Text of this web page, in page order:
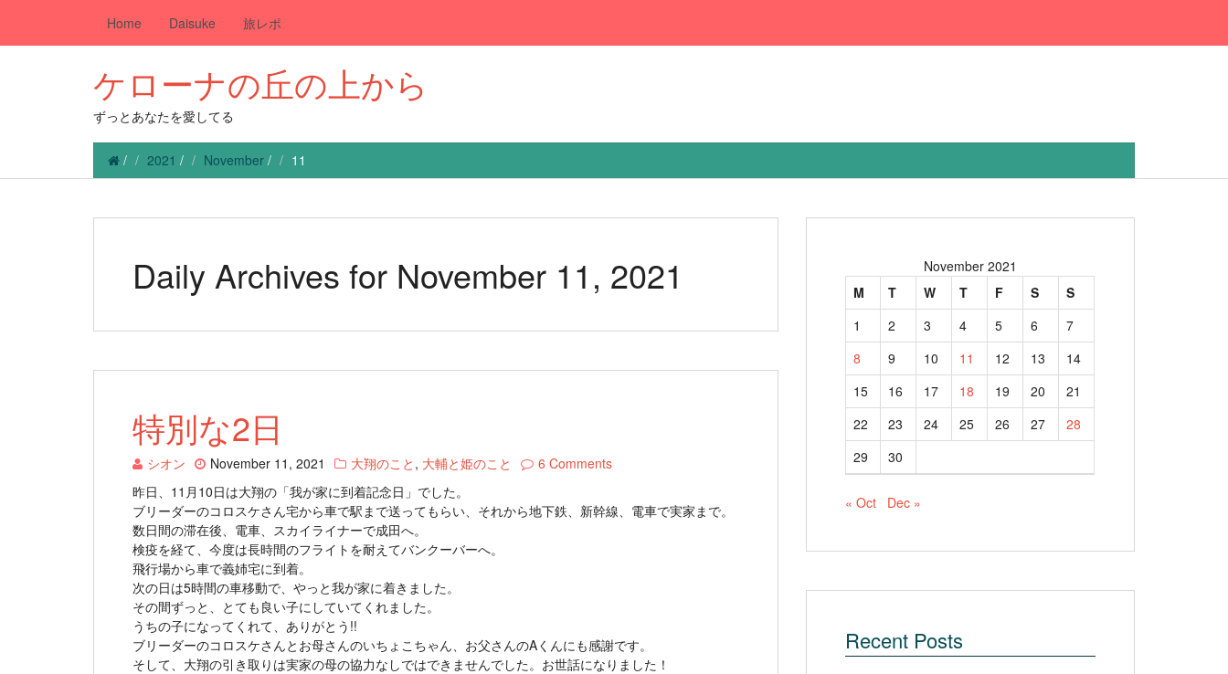
Home Daisuke 旅レポ
ケローナの丘の上から
ずっとあなたを愛してる
/ 2021 / November / 11
Daily Archives for November 11, 2021
特別な2日
シオン November 11, 2021 大翔のこと , 大輔と姫のこと
6 Comments
昨日、11月10日は大翔の「我が家に到着記念日」でした。
ブリーダーのコロスケさん宅から車で駅まで送ってもらい、それから地下鉄、新幹線、電車で実家まで。
数日間の滞在後、電車、スカイライナーで成田へ。
検疫を経て、今度は長時間のフライトを耐えてバンクーバーへ。
飛行場から車で義姉宅に到着。
次の日は5時間の車移動で、やっと我が家に着きました。
その間ずっと、とても良い子にしていてくれました。
うちの子になってくれて、ありがとう!!
ブリーダーのコロスケさんとお母さんのいちょこちゃん、お父さんのAくんにも感謝です。
そして、大翔の引き取りは実家の母の協力なしではできませんでした。お世話になりました！
November 2021
M
T W T F S
S
1
2 3 4 5 6
7
8
9 10 11 12 13
14
15
16 17 18 19 20
21
22
23 24 25 26 27
28
29
30
« Oct Dec »
Recent Posts